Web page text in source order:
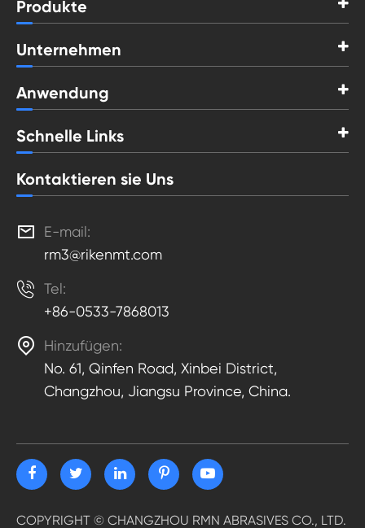
Produkte
Unternehmen
Anwendung
Schnelle Links
Kontaktieren sie Uns

E-mail:
rm3@rikenmt.com
 Tel:
+86-0533-7868013

Hinzufügen:
No. 61, Qinfen Road, Xinbei District,
Changzhou, Jiangsu Province, China.
COPYRIGHT © CHANGZHOU RMN ABRASIVES CO., LTD.